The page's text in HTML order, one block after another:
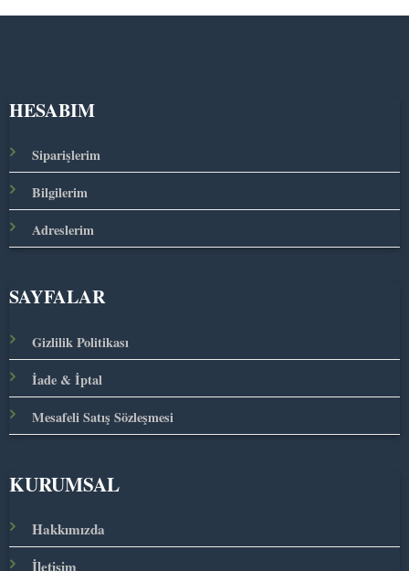
HESABIM
Siparişlerim
Bilgilerim
Adreslerim
SAYFALAR
Gizlilik Politikası
İade & İptal
Mesafeli Satış Sözleşmesi
KURUMSAL
Hakkımızda
İletişim